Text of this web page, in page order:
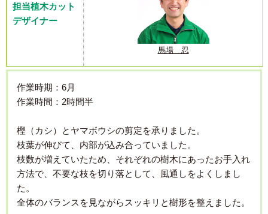
担当植木カット
デザイナー
馬場 忍
作業時期：6月
作業時間：2時間半
樫（カシ）とヤマボウシの剪定を承りました。
枝葉が伸びて、内部が込み合っていました。
枝数が増えていたため、それぞれの樹木にあったお手入れ
方法で、不要な枝を切り落として、風通しをよくしまし
た。
全体のバランスを見ながらスッキリと樹形を整えました。